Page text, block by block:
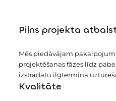
Pilns projekta
Mēs piedāvājam
projektēšanas fāzes līdz
izstrādātu ilgtermiņa
Kvalitāte